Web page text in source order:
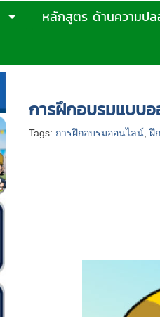
หลักสูตร ด้านความป
การฝึกอบรมแบบ
Tags: การฝึกอบรมออนไลน์ ,ฝึ